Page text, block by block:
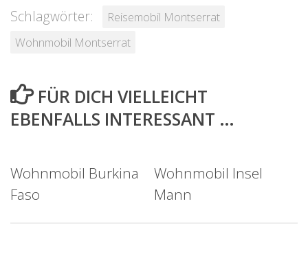
Schlagwörter:
Reisemobil Montserrat
Wohnmobil Montserrat
FÜR DICH VIELLEICHT
EBENFALLS INTERESSANT …
Wohnmobil Burkina
Faso
Wohnmobil Insel
Mann